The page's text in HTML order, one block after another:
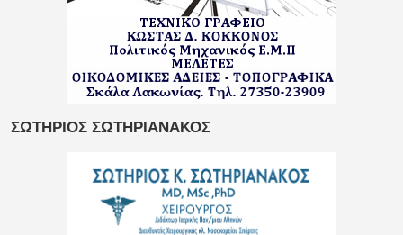
ΣΩΤΗΡΙΟΣ ΣΩΤΗΡΙΑΝΑΚΟΣ